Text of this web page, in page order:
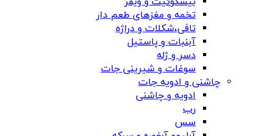
تخمه و مغزهای طعم دار
تافی،شکلات و دراژه
آبنبات و پاستیل
دسر و ژله
سوغات و شیرینی جات
چاشنی و ادویه جات
ادویه و چاشنی
رب
سس